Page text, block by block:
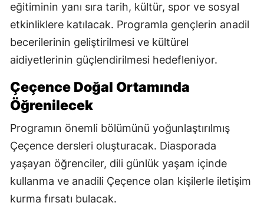
eğitiminin yanı sıra tarih, kültür, spor ve sosyal
etkinliklere katılacak. Programla gençlerin anadil
becerilerinin geliştirilmesi ve kültürel
aidiyetlerinin güçlendirilmesi hedefleniyor.
Çeçence Doğal Ortamında
Öğrenilecek
Programın önemli bölümünü yoğunlaştırılmış
Çeçence dersleri oluşturacak. Diasporada
yaşayan öğrenciler, dili günlük yaşam içinde
kullanma ve anadili Çeçence olan kişilerle iletişim
kurma fırsatı bulacak.